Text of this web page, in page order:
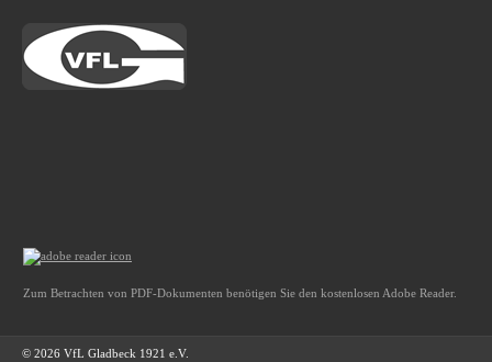
Zum Betrachten von PDF-Dokumenten benötigen Sie den kostenlosen Adobe Reader.
© 2026 VfL Gladbeck 1921 e.V.